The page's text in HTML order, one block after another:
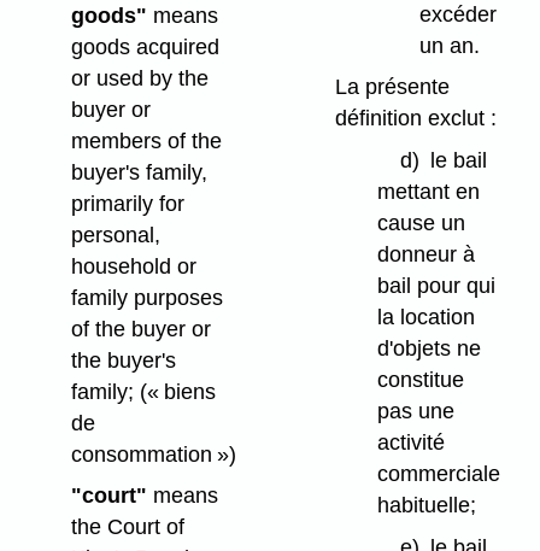
goods" means
goods acquired
or used by the
buyer or
members of the
buyer's family,
primarily for
personal,
household or
family purposes
of the buyer or
the buyer's
family; (« biens
de
consommation »)
"court" means
the Court of
excéder
un an.
La présente
définition exclut :
d)
le bail
mettant en
cause un
donneur à
bail pour qui
la location
d'objets ne
constitue
pas une
activité
commerciale
habituelle;